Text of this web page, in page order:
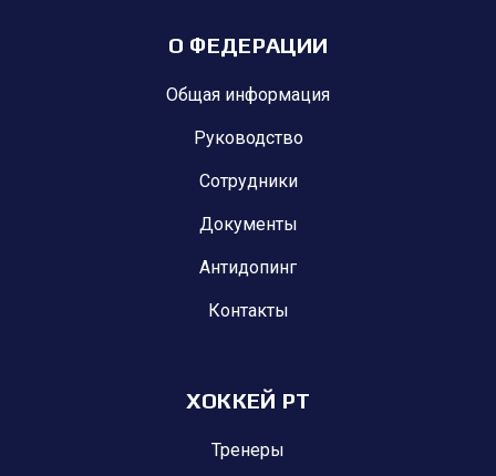
О ФЕДЕРАЦИИ
Общая информация
Руководство
Сотрудники
Документы
Антидопинг
Контакты
ХОККЕЙ РТ
Тренеры